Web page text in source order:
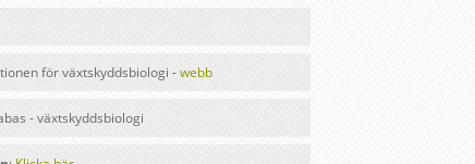
för växtskyddsbiologi -webb
- växtskyddsbiologi